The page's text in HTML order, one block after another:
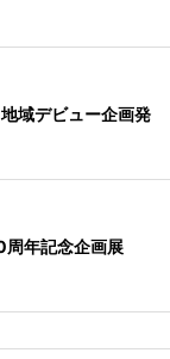
域デビュー企画発
周年記念企画展